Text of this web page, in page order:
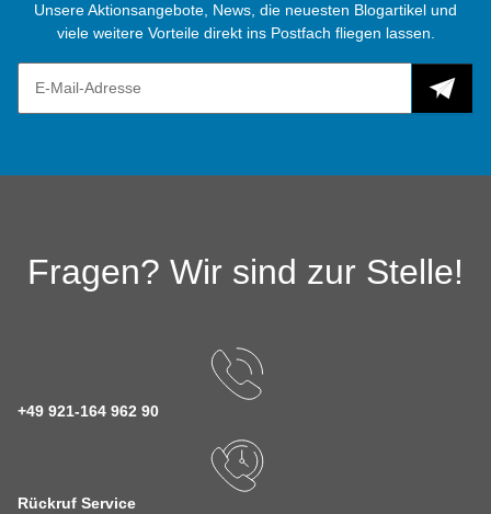
Unsere Aktionsangebote, News, die neuesten Blogartikel und
viele weitere Vorteile direkt ins Postfach fliegen lassen.
Fragen? Wir sind zur Stelle!
+49 921-164 962 90
Rückruf Service